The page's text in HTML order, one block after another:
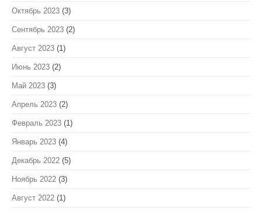
Октябрь 2023 (3)
Сентябрь 2023 (2)
Август 2023 (1)
Июнь 2023 (2)
Май 2023 (3)
Апрель 2023 (2)
Февраль 2023 (1)
Январь 2023 (4)
Декабрь 2022 (5)
Ноябрь 2022 (3)
Август 2022 (1)